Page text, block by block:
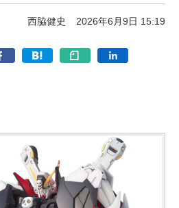
西脇健史 2026年6月9日 15:19